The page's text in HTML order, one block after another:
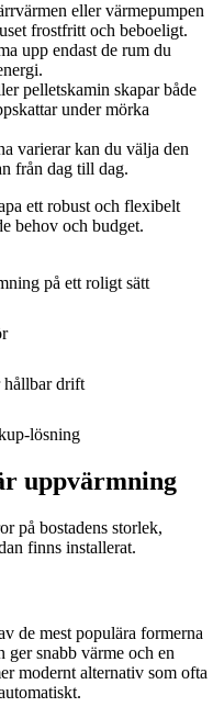
eller värmepumpen
frostfritt och beboeligt.
upp endast de rum du
pelletskamin skapar både
under mörka
varierar kan du välja den
från dag till dag.
ett robust och flexibelt
behov och budget.
på ett roligt sätt
hållbar drift
lösning
uppvärmning
på bostadens storlek,
finns installerat.
de mest populära formerna
snabb värme och en
modernt alternativ som ofta